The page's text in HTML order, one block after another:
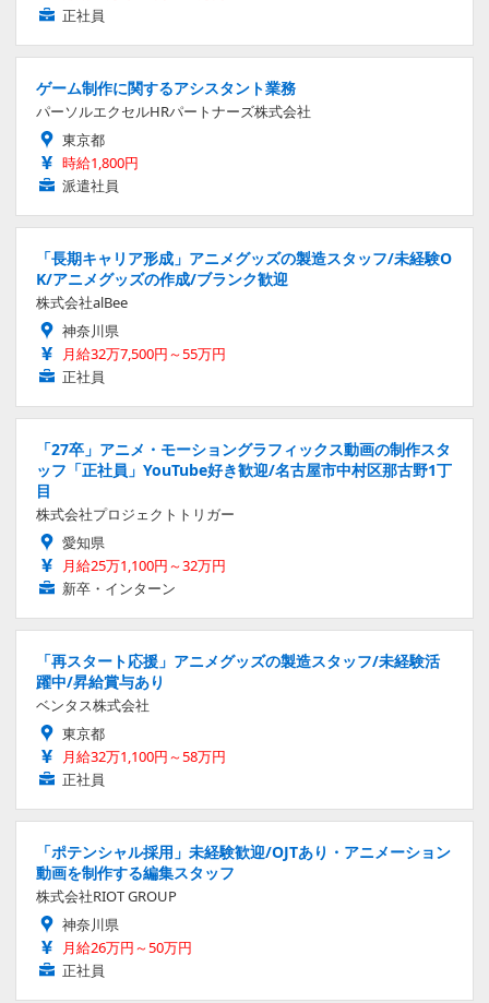
正社員
ゲーム制作に関するアシスタント業務
パーソルエクセルHRパートナーズ株式会社
東京都
時給1,800円
派遣社員
「長期キャリア形成」アニメグッズの製造スタッフ/未経験O
K/アニメグッズの作成/ブランク歓迎
株式会社alBee
神奈川県
月給32万7,500円～55万円
正社員
「27卒」アニメ・モーショングラフィックス動画の制作スタ
ッフ「正社員」YouTube好き歓迎/名古屋市中村区那古野1丁
目
株式会社プロジェクトトリガー
愛知県
月給25万1,100円～32万円
新卒・インターン
「再スタート応援」アニメグッズの製造スタッフ/未経験活
躍中/昇給賞与あり
ベンタス株式会社
東京都
月給32万1,100円～58万円
正社員
「ポテンシャル採用」未経験歓迎/OJTあり・アニメーション
動画を制作する編集スタッフ
株式会社RIOT GROUP
神奈川県
月給26万円～50万円
正社員